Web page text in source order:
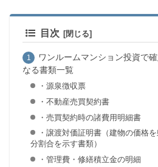
目次
ワンルームマンション投資で
なる書類一覧
・源泉徴収票
・不動産売買契約書
・売買契約時の諸費用明細書
・譲渡対価証明書（建物の価格
分割合を示す書類）
・管理費・修繕積立金の明細